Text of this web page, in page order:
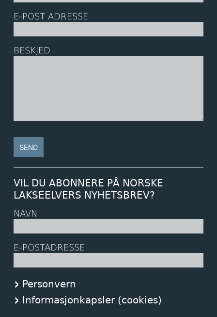
E-POST ADRESSE
BESKJED
VIL DU ABONNERE PÅ NORSKE
LAKSEELVERS NYHETSBREV?
NAVN
E-POSTADRESSE
Personvern
Informasjonkapsler (cookies)